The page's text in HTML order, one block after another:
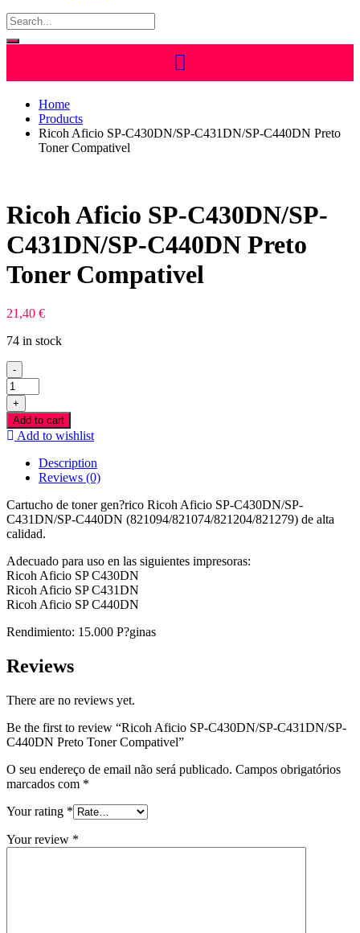
Home
Products
Ricoh Aficio SP-C430DN/SP-C431DN/SP-C440DN Preto
Toner Compativel
Ricoh Aficio SP-C430DN/SP-
C431DN/SP-C440DN Preto
Toner Compativel
21,40 €
74 in stock
-
Ricoh
Aficio
SP-
C430DN/SP-
C431DN/SP-
C440DN
Compativel
quantity
+
Add to cart
Add to wishlist
Description
Reviews (0)
Cartucho de toner gen?rico Ricoh Aficio SP-C430DN/SP-
C431DN/SP-C440DN (821094/821074/821204/821279) de alta
calidad.
Adecuado para uso en las siguientes impresoras:
Ricoh Aficio SP C430DN
Ricoh Aficio SP C431DN
Ricoh Aficio SP C440DN
Rendimiento: 15.000 P?ginas
Reviews
There are no reviews yet.
Be the first to review “Ricoh Aficio SP-C430DN/SP-C431DN/SP-
C440DN Preto Toner Compativel”
O seu endereço de email não será publicado. Campos obrigatórios
marcados com *
Your rating *
Your review *